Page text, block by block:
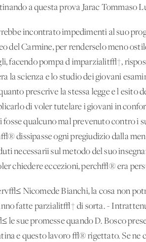
a questa prova Jarac Tommaso
incontrato impedimenti al suo
del Carmine, per renderselo meno
facendo pompa d'imparzialit√†,
la scienza e lo studio dei giovani
prescrive la stessa legge e
di voler tutelare i giovani in
qualcuno mal prevenuto contro i
dissipasse ogni pregiudizio dalla
necessarii sul metodo del suo
chiedere eccezioni, perch√® era
Nicomede Bianchi, la cosa non
fatte parzialit√† di sorta. -
sue promesse quando D. Bosco
e questo lavoro √® rigettato. Se ne